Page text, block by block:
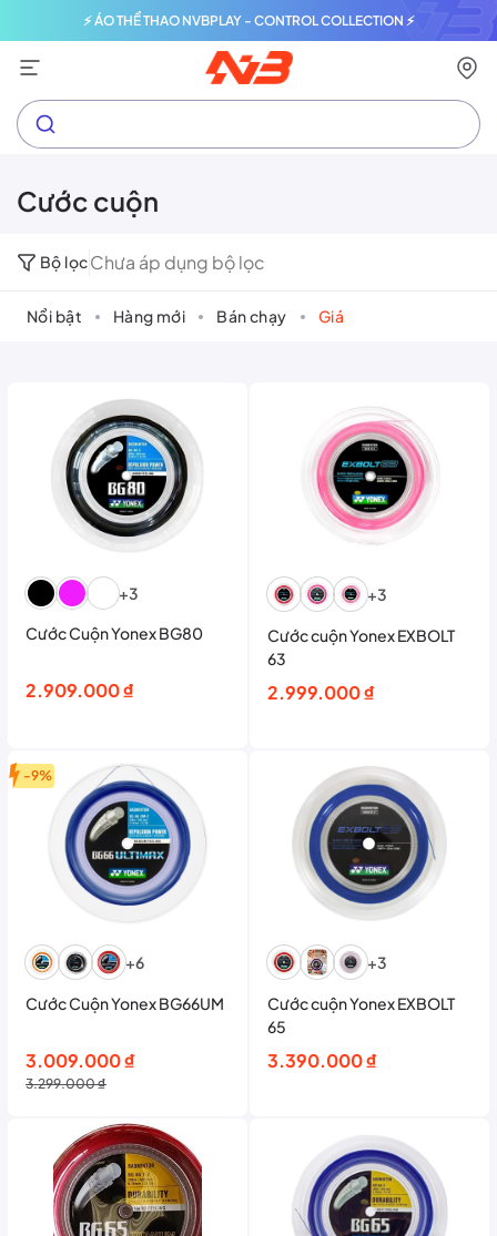
⚡ ÁO THỂ THAO NVBPLAY - CONTROL COLLECTION ⚡
Cước cuộn
Bộ lọcChưa áp dụng bộ lọc
Nổi bật Hàng mới Bán chạy Giá
+3
Cước Cuộn Yonex BG80
2.909.000₫
+3
Cước cuộn Yonex EXBOLT
63
2.999.000₫
-9%
+6
Cước Cuộn Yonex BG66UM
3.299.000₫
Giá
gốc
3.299.000 ₫.
3.009.000₫
Giá
hiện
3.009.000 ₫.
+3
Cước cuộn Yonex EXBOLT
65
3.390.000₫